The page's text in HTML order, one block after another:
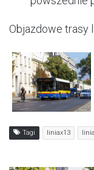
Objazdowe trasy
Tagi liniax13